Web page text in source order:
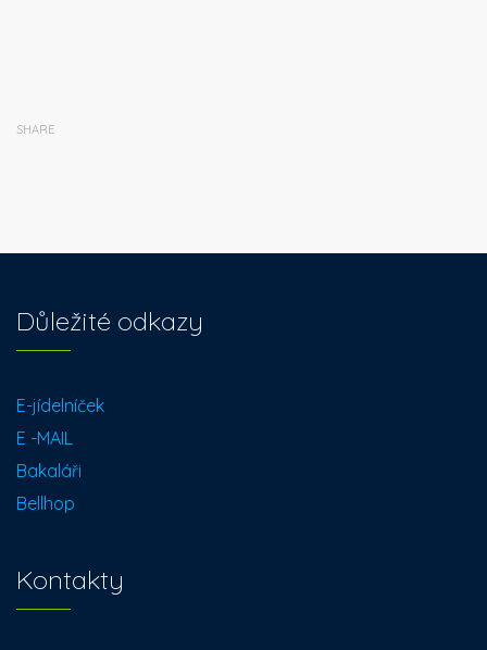
SHARE
Důležité odkazy
E-jídelníček
E -MAIL
Bakaláři
Bellhop
Kontakty